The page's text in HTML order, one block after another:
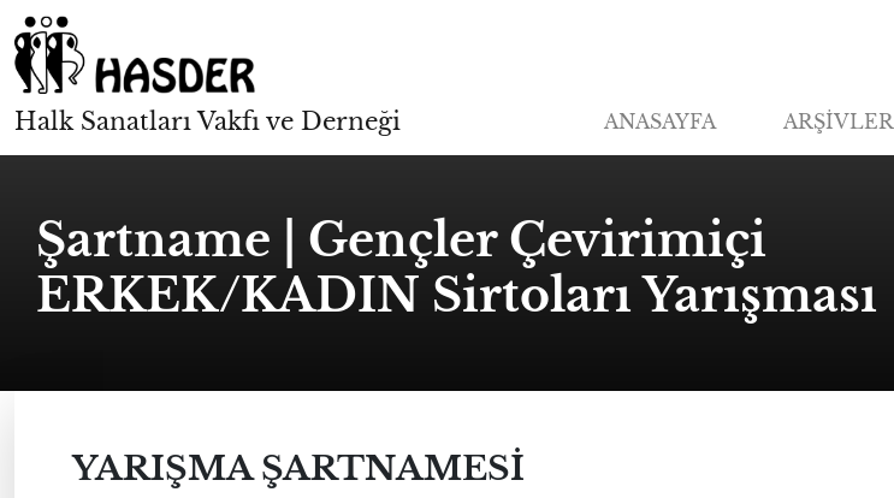
Halk Sanatları Vakfı ve Derneği ANASAYFA ARŞİVLER
Şartname | Gençler Çevirimiçi
ERKEK/KADIN Sirtoları Yarışması
YARIŞMA ŞARTNAMESİ